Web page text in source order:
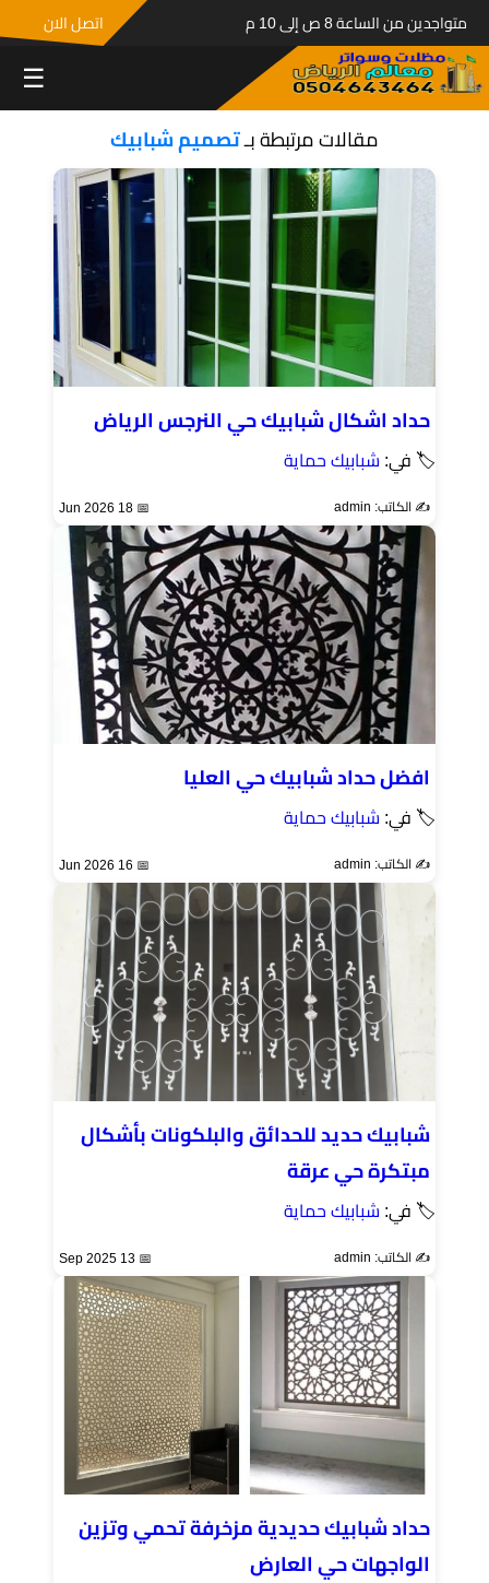
متواجدين من الساعة 8 ص إلى 10 م اتصل الان
☰
مقالات مرتبطة بـتصميم شبابيك
حداد اشكال شبابيك حي النرجس الرياض
🏷 في: شبابيك حماية
✍️ الكاتب: admin 📅 18 Jun 2026
افضل حداد شبابيك حي العليا
🏷 في: شبابيك حماية
✍️ الكاتب: admin 📅 16 Jun 2026
شبابيك حديد للحدائق والبلكونات بأشكال
مبتكرة حي عرقة
🏷 في: شبابيك حماية
✍️ الكاتب: admin 📅 13 Sep 2025
حداد شبابيك حديدية مزخرفة تحمي وتزين
الواجهات حي العارض